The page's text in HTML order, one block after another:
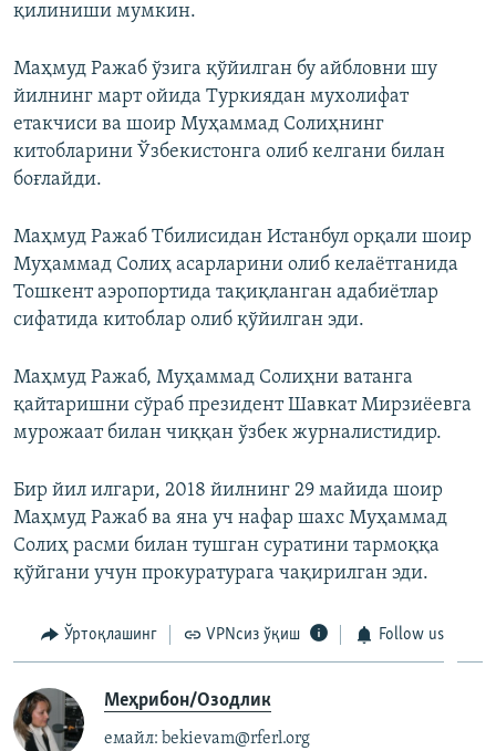
қилиниши мумкин.
Маҳмуд Ражаб ўзига қўйилган бу айбловни шу
йилнинг март ойида Туркиядан мухолифат
етакчиси ва шоир Муҳаммад Солиҳнинг
китобларини Ўзбекистонга олиб келгани билан
боғлайди.
Маҳмуд Ражаб Тбилисидан Истанбул орқали шоир
Муҳаммад Солиҳ асарларини олиб келаётганида
Тошкент аэропортида тақиқланган адабиётлар
сифатида китоблар олиб қўйилган эди.
Маҳмуд Ражаб, Муҳаммад Солиҳни ватанга
қайтаришни сўраб президент Шавкат Мирзиёевга
мурожаат билан чиққан ўзбек журналистидир.
Бир йил илгари, 2018 йилнинг 29 майида шоир
Маҳмуд Ражаб ва яна уч нафар шахс Муҳаммад
Солиҳ расми билан тушган суратини тармоққа
қўйгани учун прокуратурага чақирилган эди.
Ўртоқлашинг VPNсиз ўқиш Follow us
Меҳрибон/Озодлик
емайл: bekievam@rferl.org